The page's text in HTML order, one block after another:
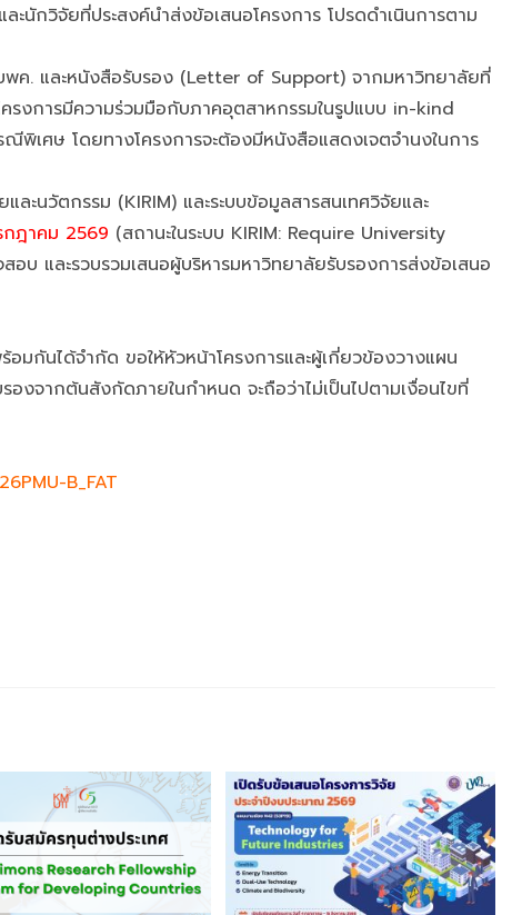
นักวิจัยที่ประสงค์นำส่งข้อเสนอโครงการ โปรดดำเนินการตาม
พค. และหนังสือรับรอง (Letter of Support) จากมหาวิทยาลัยที่
งการมีความร่วมมือกับภาคอุตสาหกรรมในรูปแบบ in-kind
พิเศษ โดยทางโครงการจะต้องมีหนังสือแสดงเจตจำนงในการ
ละนวัตกรรม (KIRIM) และระบบข้อมูลสารสนเทศวิจัยและ
ฎาคม 2569 (สถานะในระบบ KIRIM: Require University
บ และรวบรวมเสนอผู้บริหารมหาวิทยาลัยรับรองการส่งข้อเสนอ
มกันได้จำกัด ขอให้หัวหน้าโครงการและผู้เกี่ยวข้องวางแผน
องจากต้นสังกัดภายในกำหนด จะถือว่าไม่เป็นไปตามเงื่อนไขที่
B_FAT